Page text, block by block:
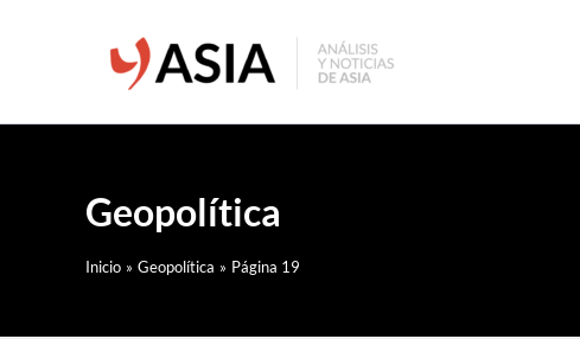
Geopolítica
Inicio Geopolítica Página 19